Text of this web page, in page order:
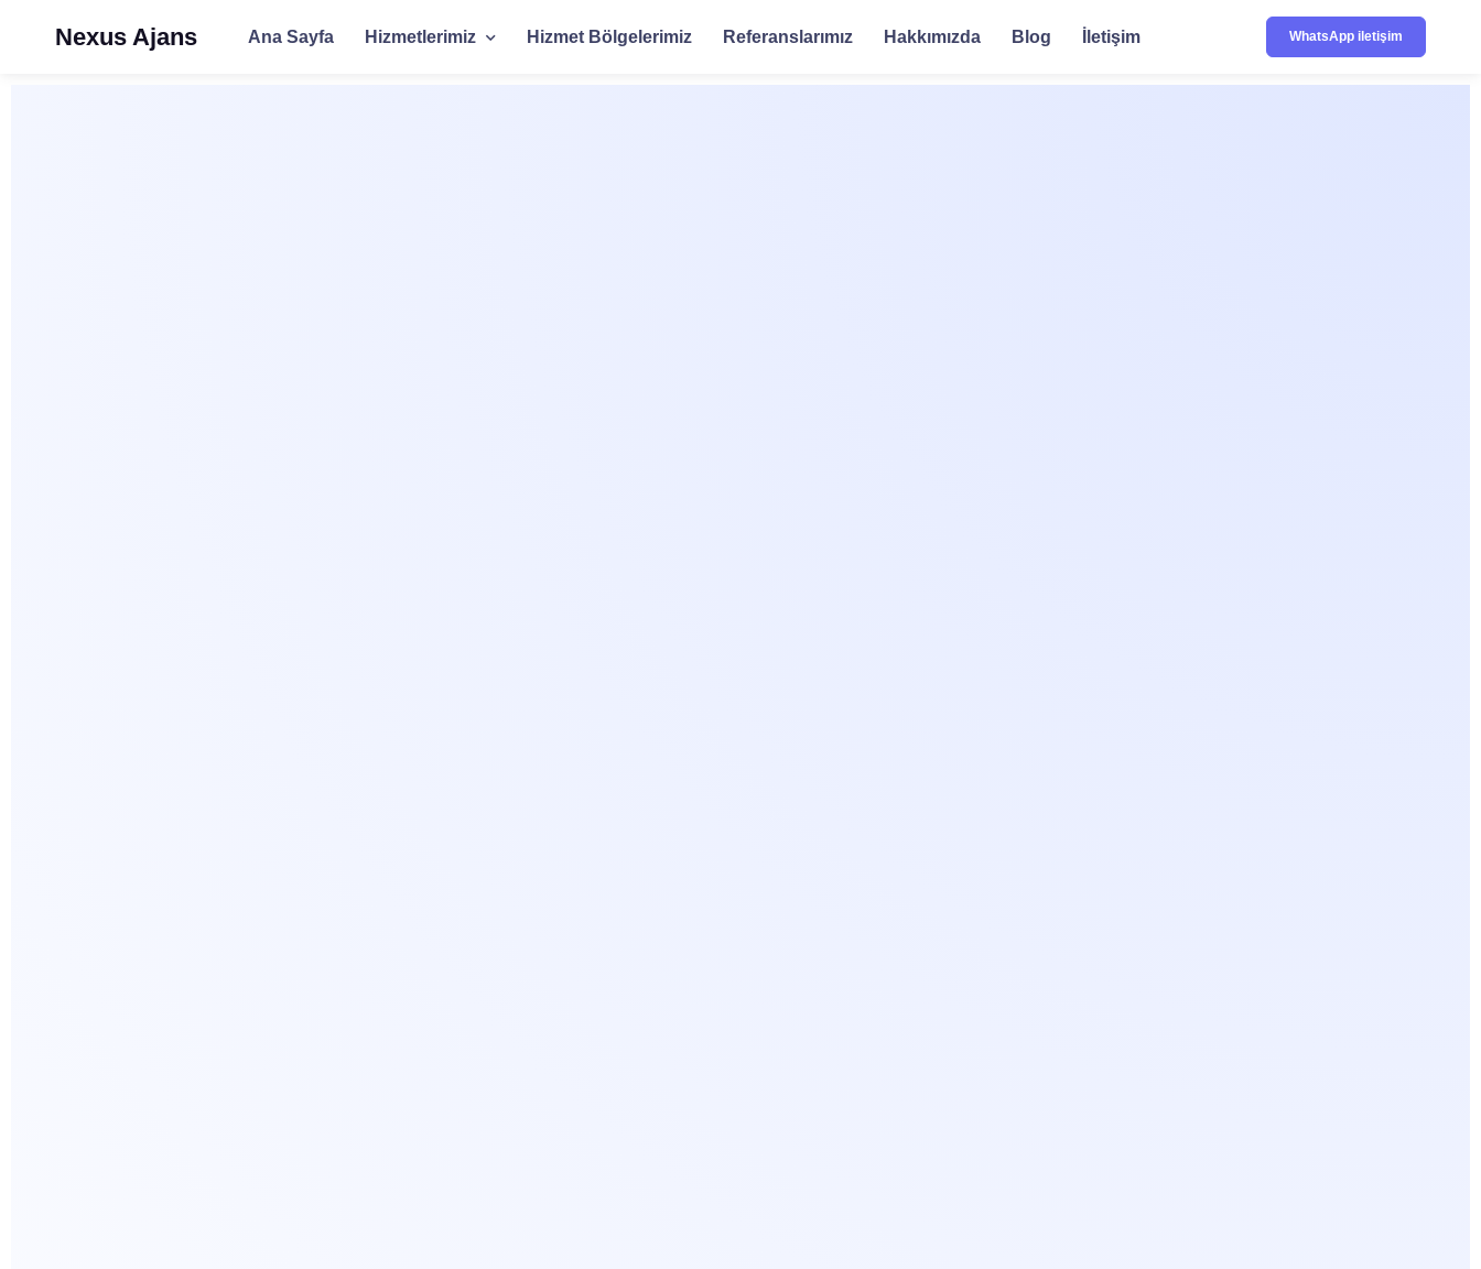
Nexus Ajans Ana Sayfa Hizmetlerimiz Hizmet Bölgelerimiz Referanslarımız Hakkımızda Blog İletişim WhatsApp iletişim